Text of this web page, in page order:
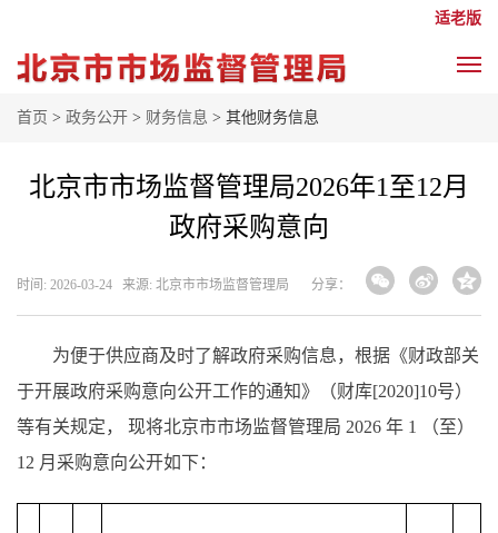
适老版
首页 > 政务公开 > 财务信息 > 其他财务信息
北京市市场监督管理局2026年1至12月
政府采购意向
时间: 2026-03-24 来源: 北京市市场监督管理局 分享：
为便于供应商及时了解政府采购信息，根据《财政部关
于开展政府采购意向公开工作的通知》（财库[2020]10号）
等有关规定， 现将北京市市场监督管理局 2026 年 1 （至）
12 月采购意向公开如下：